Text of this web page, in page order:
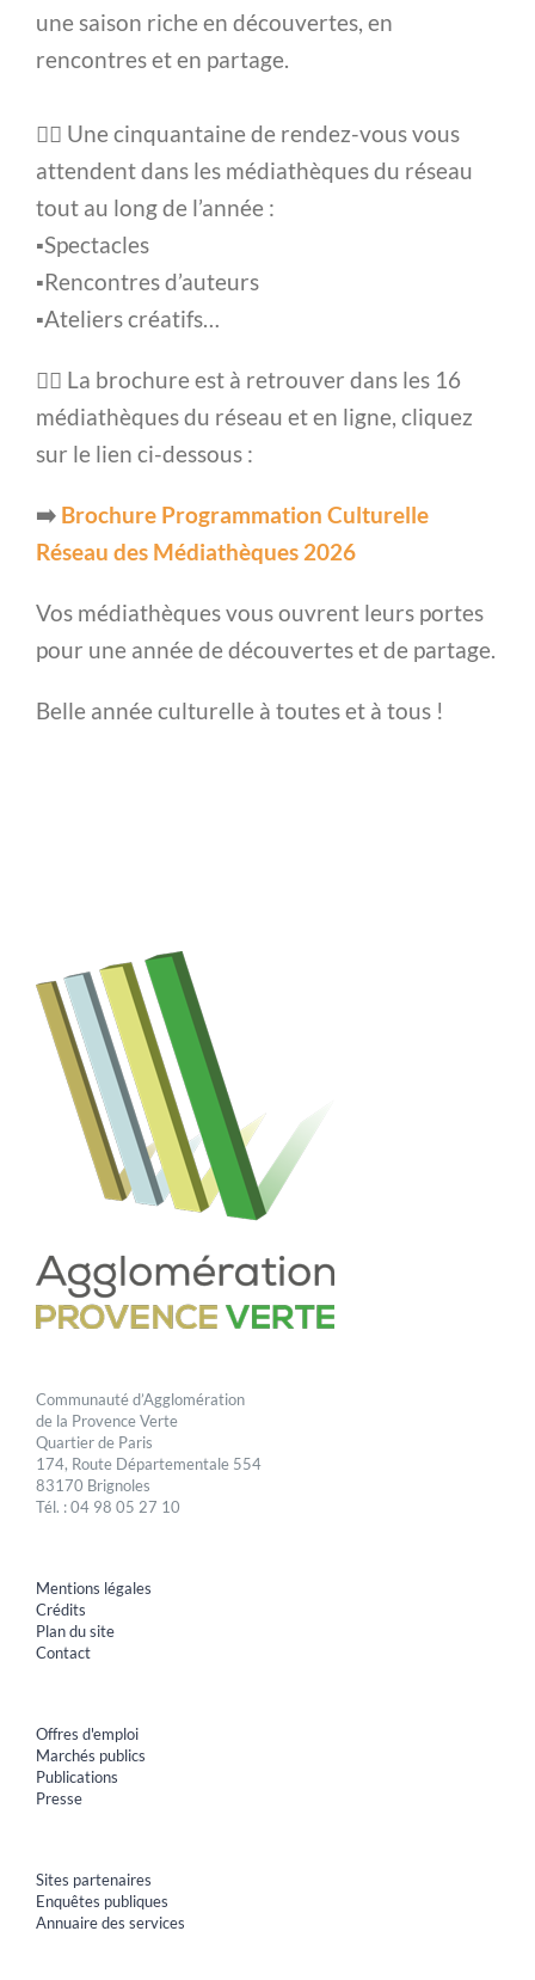
une saison riche en découvertes, en
rencontres et en partage.
👉🏻 Une cinquantaine de rendez-vous vous
attendent dans les médiathèques du réseau
tout au long de l’année :
▪️Spectacles
▪️Rencontres d’auteurs
▪️Ateliers créatifs…
👇🏻 La brochure est à retrouver dans les 16
médiathèques du réseau et en ligne, cliquez
sur le lien ci-dessous :
➡️ Brochure Programmation Culturelle
Réseau des Médiathèques 2026
Vos médiathèques vous ouvrent leurs portes
pour une année de découvertes et de partage.
Belle année culturelle à toutes et à tous !
Communauté d’Agglomération
de la Provence Verte
Quartier de Paris
174, Route Départementale 554
83170 Brignoles
Tél. : 04 98 05 27 10
Mentions légales
Crédits
Plan du site
Contact
Offres d'emploi
Marchés publics
Publications
Presse
Sites partenaires
Enquêtes publiques
Annuaire des services